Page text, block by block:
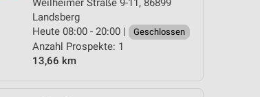
Weilheimer Straße 9-11, 86899
Landsberg
Heute 08:00 - 20:00 |
Geschlossen
Anzahl Prospekte: 1
13,66 km